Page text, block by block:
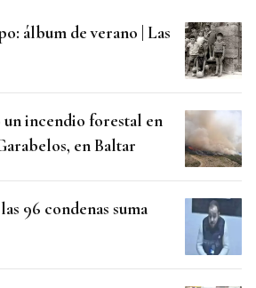
álbum de verano | Las
un incendio forestal en
en Baltar
96 condenas suma